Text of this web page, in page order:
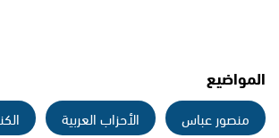
المواضيع
منصور عباس الأحزاب العربية